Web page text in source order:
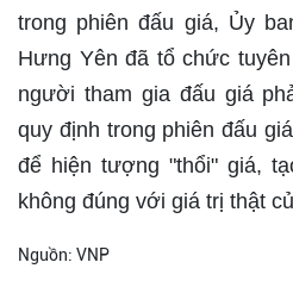
trong phiên đấu giá, Ủy
Hưng Yên đã tổ chức
người tham gia đấu giá
quy định trong phiên đấu
để hiện tượng "thổi" giá,
không đúng với giá trị thật
Nguồn: VNP